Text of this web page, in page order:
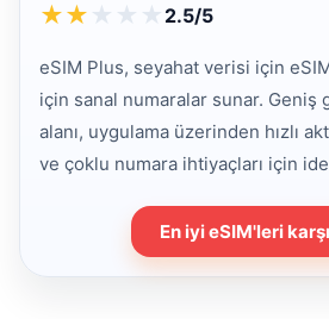
★★ ★ ★ ★ 2.5/5
eSIM Plus, seyahat verisi için
için sanal numaralar sunar. Geniş
alanı, uygulama üzerinden hızlı
ve çoklu numara ihtiyaçları için
En iyi eSIM'leri